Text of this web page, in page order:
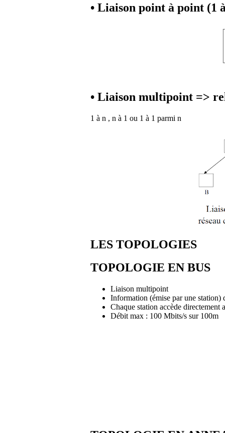
• Liaison point à point (1
• Liaison multipoint =>
1 à n , n à 1 ou 1 à 1 parmi n
LES TOPOLOGIES
TOPOLOGIE EN BUS
Liaison multipoint
Information (émise par une station)
Chaque station accède
Débit max : 100 Mbits/s sur 100m